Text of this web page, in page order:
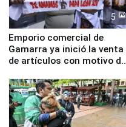
5
Emporio comercial de
Gamarra ya inició la venta
de artículos con motivo de